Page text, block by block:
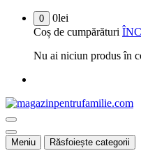
0 0lei
Coș de cumpărături
Nu ai niciun produs în
Meniu Răsfoiește categorii